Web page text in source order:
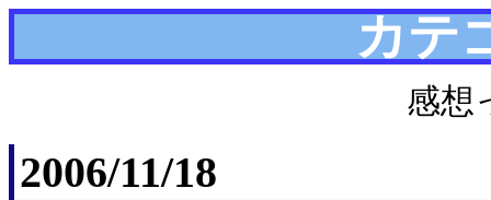
カテ
感想
2006/11/18